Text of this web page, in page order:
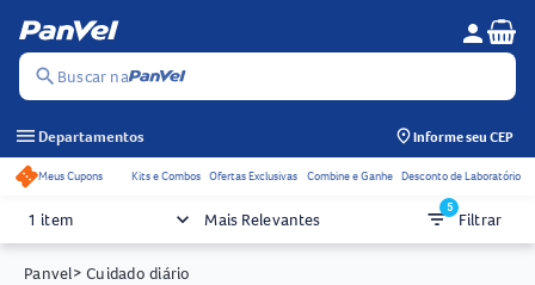
search Buscar na
Menu do
person
menu Departamentos Informe seu CEP
Acessos rápidos do cabeçalho
Meus Cupons Kits e Combos Ofertas Exclusivas Combine e Ganhe Desconto de Laboratório
1 item keyboard_arrow_down Mais Relevantes filter_list5
Filtrar
Panvel> Cuidado diário